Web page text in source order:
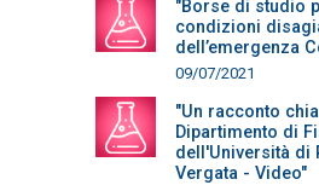
"Borse di studio
condizioni
dell’emergenza
09/07/2021
"Un racconto
Dipartimento di
dell'Università di
Vergata - Video"